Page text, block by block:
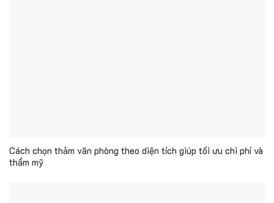
Cách chọn thảm văn phòng theo diện tích giúp tối ưu chi phí và
thẩm mỹ